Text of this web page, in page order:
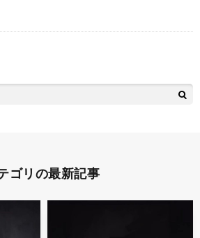
ゴリの最新記事